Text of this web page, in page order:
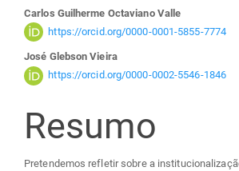
Conteúdo
do
artigo
principal
Carlos Guilherme Octaviano Valle
https://orcid.org/0000-0001-5855-7774
José Glebson Vieira
https://orcid.org/0000-0002-5546-1846
Resumo
Pretendemos refletir sobre a